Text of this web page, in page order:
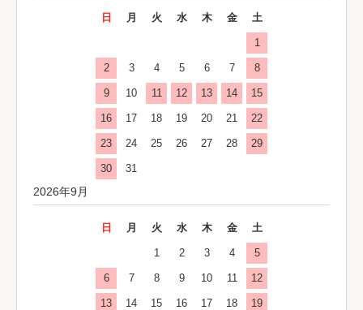
日 月 火 水 木 金 土
1
2 3 4 5 6 7 8
9 10 11 12 13 14 15
16 17 18 19 20 21 22
23 24 25 26 27 28 29
30 31
2026年9月
日 月 火 水 木 金 土
1 2 3 4 5
6 7 8 9 10 11 12
13 14 15 16 17 18 19